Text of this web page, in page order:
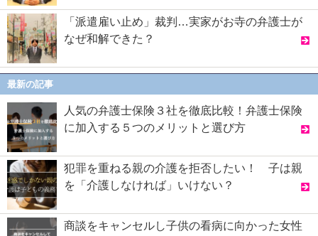
「派遣雇い止め」裁判…実家がお寺の弁護士が
なぜ和解できた？
最新の記事
人気の弁護士保険３社を徹底比較！弁護士保険
に加入する５つのメリットと選び方
犯罪を重ねる親の介護を拒否したい！ 子は親
を「介護しなければ」いけない？
商談をキャンセルし子供の看病に向かった女性